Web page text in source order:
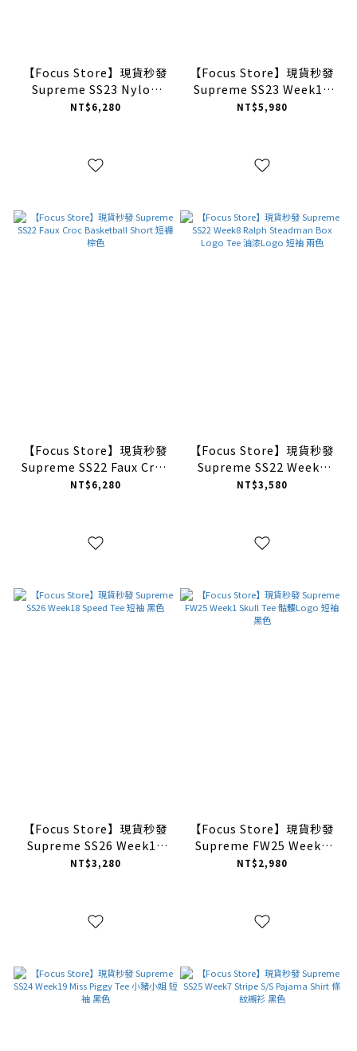
【Focus Store】現貨秒發
Supreme SS23 Nylon
Water Short 海灘短褲 黑
NT$6,280
【Focus Store】現貨秒發
Supreme SS23 Week14
Small Box Mesh Short 短
NT$5,980
【Focus Store】現貨秒發
Supreme SS22 Faux Croc
Basketball Short 短褲 棕
NT$6,280
【Focus Store】現貨秒發
Supreme SS22 Week8
Ralph Steadman Box
NT$3,580
【Focus Store】現貨秒發
Supreme SS26 Week18
Speed Tee 短袖 黑色
NT$3,280
【Focus Store】現貨秒發
Supreme FW25 Week1
Skull Tee 骷髏Logo 短袖
NT$2,980